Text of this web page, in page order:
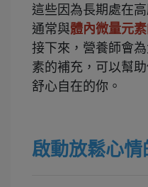
這些因為長期處在
通常與體內微量元
接下來，營養師會
素的補充，可以幫
舒心自在的你。
啟動放鬆心